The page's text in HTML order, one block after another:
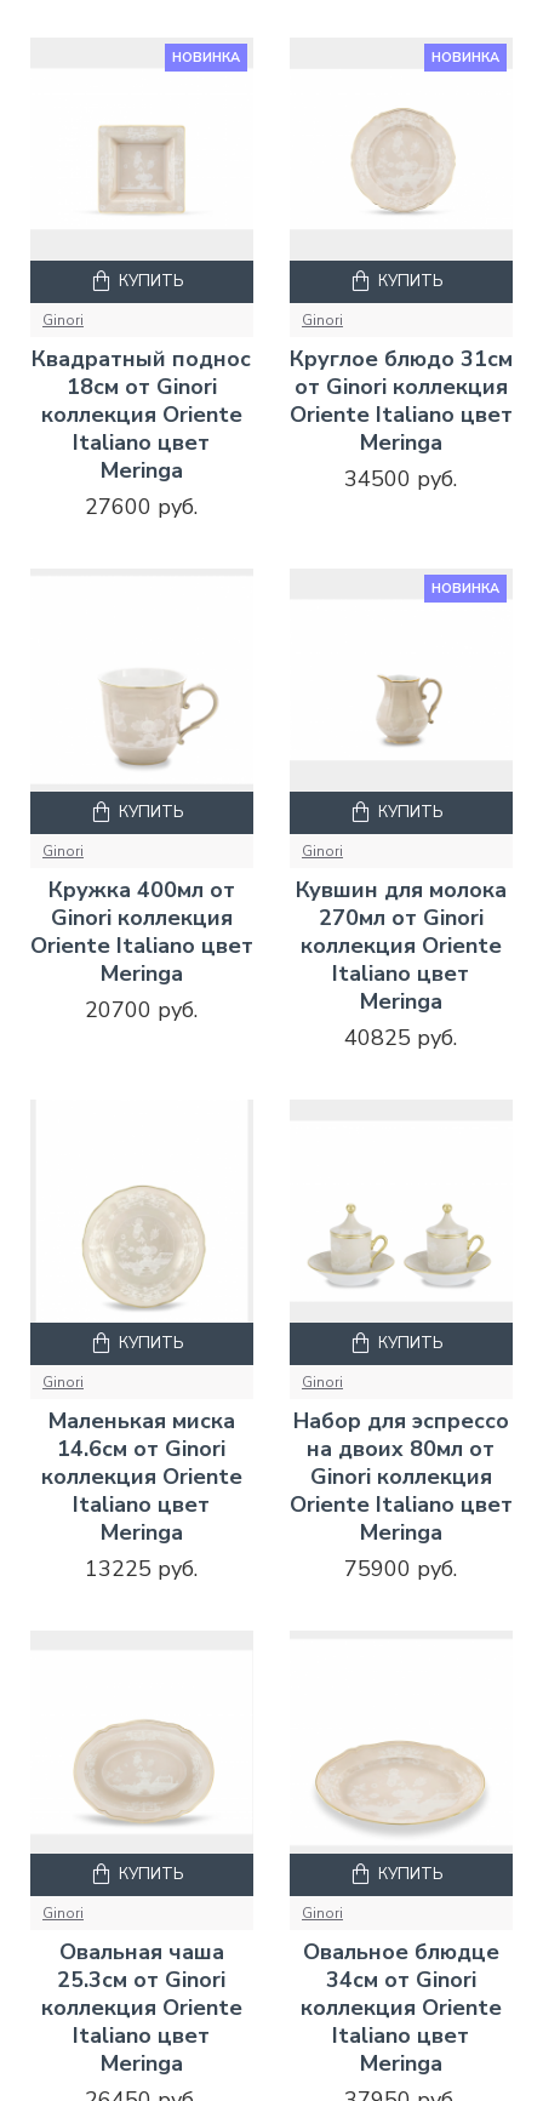
НОВИНКА
Ginori
Квадратный поднос
18см от Ginori
коллекция Oriente
Italiano цвет
Meringa
27600 руб.
КУПИТЬ
НОВИНКА
Ginori
Круглое блюдо 31см
от Ginori коллекция
Oriente Italiano цвет
Meringa
34500 руб.
КУПИТЬ
Ginori
Кружка 400мл от
Ginori коллекция
Oriente Italiano цвет
Meringa
20700 руб.
КУПИТЬ
НОВИНКА
Ginori
Кувшин для молока
270мл от Ginori
коллекция Oriente
Italiano цвет
Meringa
40825 руб.
КУПИТЬ
Ginori
Маленькая миска
14.6см от Ginori
коллекция Oriente
Italiano цвет
Meringa
13225 руб.
КУПИТЬ
Ginori
Набор для эспрессо
на двоих 80мл от
Ginori коллекция
Oriente Italiano цвет
Meringa
75900 руб.
КУПИТЬ
Ginori
Овальная чаша
25.3см от Ginori
коллекция Oriente
Italiano цвет
Meringa
КУПИТЬ
Ginori
Овальное блюдце
34см от Ginori
коллекция Oriente
Italiano цвет
Meringa
КУПИТЬ